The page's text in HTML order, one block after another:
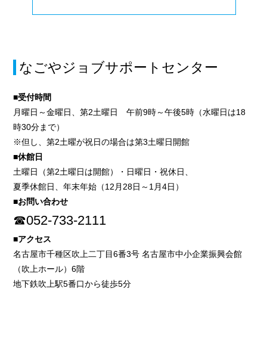
なごやジョブサポートセンター
■受付時間
月曜日～金曜日、第2土曜日 午前9時～午後5時（水曜日は18
時30分まで）
※但し、第2土曜が祝日の場合は第3土曜日開館
■休館日
土曜日（第2土曜日は開館）・日曜日・祝休日、
夏季休館日、年末年始（12月28日～1月4日）
■お問い合わせ
☎052-733-2111
■アクセス
名古屋市千種区吹上二丁目6番3号 名古屋市中小企業振興会館
（吹上ホール）6階
地下鉄吹上駅5番口から徒歩5分